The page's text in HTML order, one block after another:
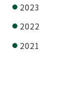
2023
2022
2021